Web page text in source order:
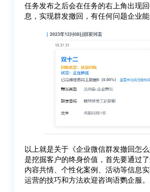
任务发布之后会在任务的右上角出现
息，实现群发撤回，有任何问题企业
以上就是关于《企业微信群发撤回怎
是挖掘客户的终身价值，首先要通过
内容共情、个性化案例、活动等信息
运营的技巧和方法欢迎咨询语鹦企服。